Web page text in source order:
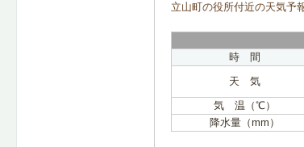
立山町の役所付近の天気予
時 間
天 気
気 温（℃）
降水量（mm）